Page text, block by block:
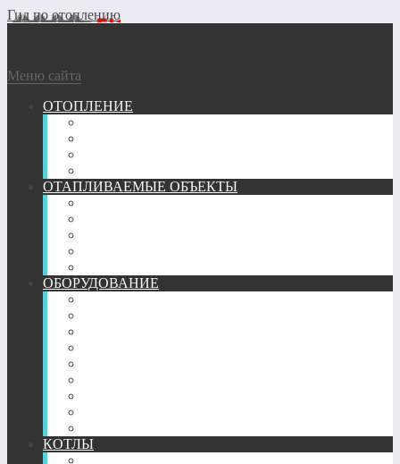
Гид по отоплению
Меню сайта
ОТОПЛЕНИЕ
ОТАПЛИВАЕМЫЕ ОБЪЕКТЫ
ОБОРУДОВАНИЕ
КОТЛЫ